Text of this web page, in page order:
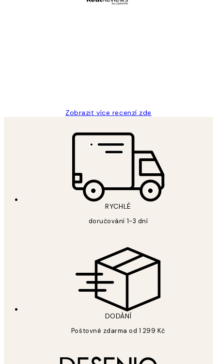
Zobrazit více recenzí zde
RYCHLÉ
doručování 1-3 dní
DODÁNÍ
Poštovné zdarma od 1 299 Kč